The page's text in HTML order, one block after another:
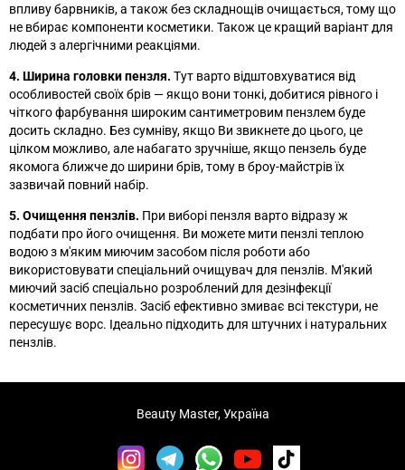
впливу барвників, а також без складнощів очищається, тому що
не вбирає компоненти косметики. Також це кращий варіант для
людей з алергічними реакціями.
4. Ширина головки пензля. Тут варто відштовхуватися від
особливостей своїх брів —якщо вони тонкі, добитися рівного і
чіткого фарбування широким сантиметровим пензлем буде
досить складно. Без сумніву, якщо Ви звикнете до цього, це
цілком можливо, але набагато зручніше, якщо пензель буде
якомога ближче до ширини брів, тому в броу-майстрів їх
зазвичай повний набір.
5. Очищення пензлів. При виборі пензля варто відразу ж
подбати про його очищення. Ви можете мити пензлі теплою
водою з м'яким миючим засобом після роботи або
використовувати спеціальний очищувач для пензлів. М'який
миючий засіб спеціально розроблений для дезінфекції
косметичних пензлів. Засіб ефективно змиває всі текстури, не
пересушує ворс. Ідеально підходить для штучних і натуральних
пензлів.
Beauty Master, Україна